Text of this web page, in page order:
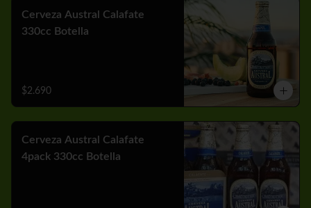
Cerveza Austral Calafate
330cc Botella
$2.690
Cerveza Austral Calafate
4pack 330cc Botella